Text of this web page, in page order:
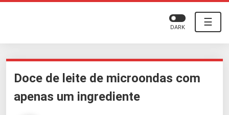
☰
DARK
Doce de leite de microondas com
apenas um ingrediente